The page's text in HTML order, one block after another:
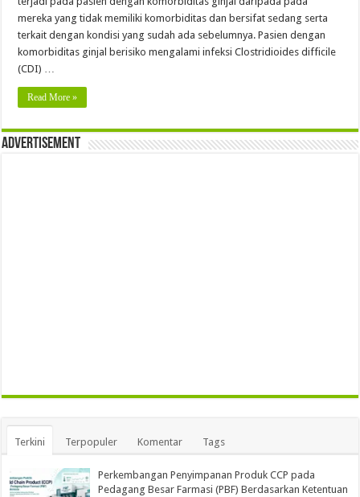
mereka yang tidak memiliki komorbiditas dan bersifat sedang serta
terkait dengan kondisi yang sudah ada sebelumnya. Pasien dengan
komorbiditas ginjal berisiko mengalami infeksi Clostridioides difficile
(CDI) …
Read More »
Advertisement
Terkini Terpopuler Komentar Tags
Perkembangan Penyimpanan Produk CCP pada
Pedagang Besar Farmasi (PBF) Berdasarkan Ketentuan